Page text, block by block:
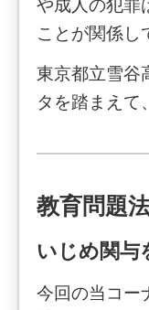
や成人の犯罪
ことが関係し
東京都立雪谷
タを踏まえて
教育問題
いじめ関与
今回の当コー